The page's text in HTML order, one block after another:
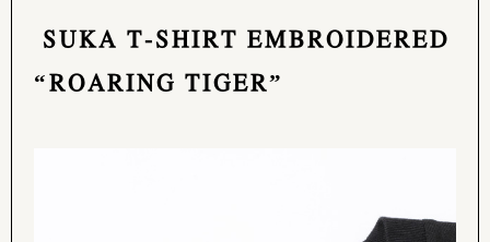
SUKA T-SHIRT EMBROIDERED
“ROARING TIGER”